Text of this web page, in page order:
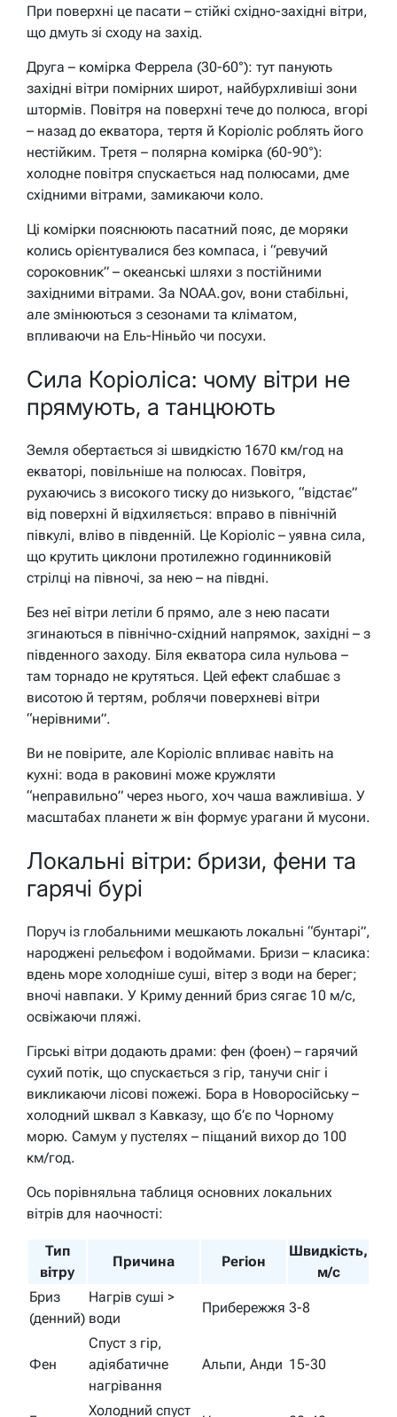
При поверхні це пасати – стійкі східно-західні вітри,
що дмуть зі сходу на захід.
Друга – комірка Феррела (30-60°): тут панують
західні вітри помірних широт, найбурхливіші зони
штормів. Повітря на поверхні тече до полюса, вгорі
– назад до екватора, тертя й Коріоліс роблять його
нестійким. Третя – полярна комірка (60-90°):
холодне повітря спускається над полюсами, дме
східними вітрами, замикаючи коло.
Ці комірки пояснюють пасатний пояс, де моряки
колись орієнтувалися без компаса, і “ревучий
сороковник” – океанські шляхи з постійними
західними вітрами. За NOAA.gov, вони стабільні,
але змінюються з сезонами та кліматом,
впливаючи на Ель-Ніньйо чи посухи.
Сила Коріоліса: чому вітри не
прямують, а танцюють
Земля обертається зі швидкістю 1670 км/год на
екваторі, повільніше на полюсах. Повітря,
рухаючись з високого тиску до низького, “відстає”
від поверхні й відхиляється: вправо в північній
півкулі, вліво в південній. Це Коріоліс – уявна сила,
що крутить циклони протилежно годинниковій
стрілці на півночі, за нею – на півдні.
Без неї вітри летіли б прямо, але з нею пасати
згинаються в північно-східний напрямок, західні – з
південного заходу. Біля екватора сила нульова –
там торнадо не крутяться. Цей ефект слабшає з
висотою й тертям, роблячи поверхневі вітри
“нерівними”.
Ви не повірите, але Коріоліс впливає навіть на
кухні: вода в раковині може кружляти
“неправильно” через нього, хоч чаша важливіша. У
масштабах планети ж він формує урагани й мусони.
Локальні вітри: бризи, фени та
гарячі бурі
Поруч із глобальними мешкають локальні “бунтарі”,
народжені рельєфом і водоймами. Бризи – класика:
вдень море холодніше суші, вітер з води на берег;
вночі навпаки. У Криму денний бриз сягає 10 м/с,
освіжаючи пляжі.
Гірські вітри додають драми: фен (фоен) – гарячий
сухий потік, що спускається з гір, танучи сніг і
викликаючи лісові пожежі. Бора в Новоросійську –
холодний шквал з Кавказу, що б’є по Чорному
морю. Самум у пустелях – піщаний вихор до 100
км/год.
Ось порівняльна таблиця основних локальних
вітрів для наочності:
Тип
вітру
Причина Регіон
Швидкість,
м/с
Бриз
(денний)
Нагрів суші >
води
Прибережжя 3-8
Фен
Спуст з гір,
адіябатичне
нагрівання
Альпи, Анди 15-30
Холодний спуст